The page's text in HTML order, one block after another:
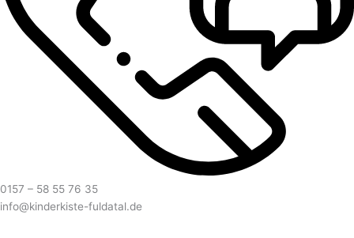
0157 – 58 55 76 35
info@kinderkiste-fuldatal.de